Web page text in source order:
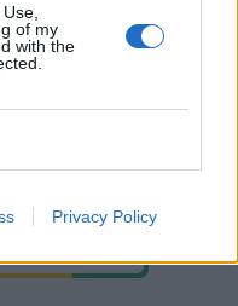
of my
with the
Privacy Policy